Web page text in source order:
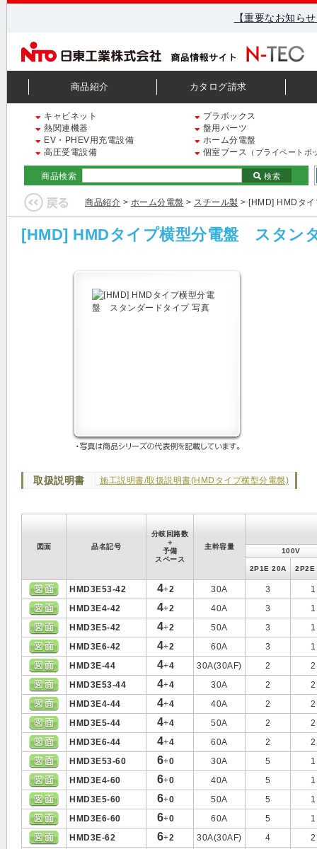
【重要なお知ら
商品紹介 カタログ請求
キャビネット
プラボックス
熱関連機器
盤用パーツ
EV・PHEV用充電設備
ホーム分電盤
高圧受電設備
個室ブース （プライベートボ
商品検索 検索
商品紹介 > ホーム分電盤 > スチール製 > [HMD] HMDタ
[HMD] HMDタイプ横型分電盤 スタン
取扱説明書 施工説明書/取扱説明書(HMDタイプ横型分電盤)
図面 品名記号
分岐回路数
＋
予備
スペース
主幹容量
100V
2P1E 20A 2P2E
HMD3E53-42 4+2 30A 3
1
HMD3E4-42
4+2 40A 3
1
HMD3E5-42
4+2 50A 3
1
HMD3E6-42
4+2 60A 3
1
HMD3E-44
4+4 30A(30AF) 2
2
HMD3E53-44
4+4 30A 2
2
HMD3E4-44
4+4 40A 2
2
HMD3E5-44
4+4 50A 2
2
HMD3E6-44
4+4 60A 2
2
HMD3E53-60
6+0 30A 5
1
HMD3E4-60
6+0 40A 5
1
HMD3E5-60
6+0 50A 5
1
HMD3E6-60
6+0 60A 5
1
HMD3E-62
6+2 30A(30AF) 4
2